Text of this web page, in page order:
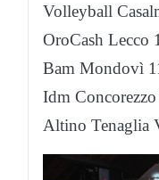
Volleyball
OroCash Lecco
Bam Mondovì
Idm
Altino Tenaglia